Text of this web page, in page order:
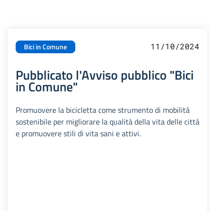
Bici in Comune 11/10/2024
Pubblicato l'Avviso pubblico "Bici
in Comune"
Promuovere la bicicletta come strumento di mobilità
sostenibile per migliorare la qualità della vita delle città
e promuovere stili di vita sani e attivi.